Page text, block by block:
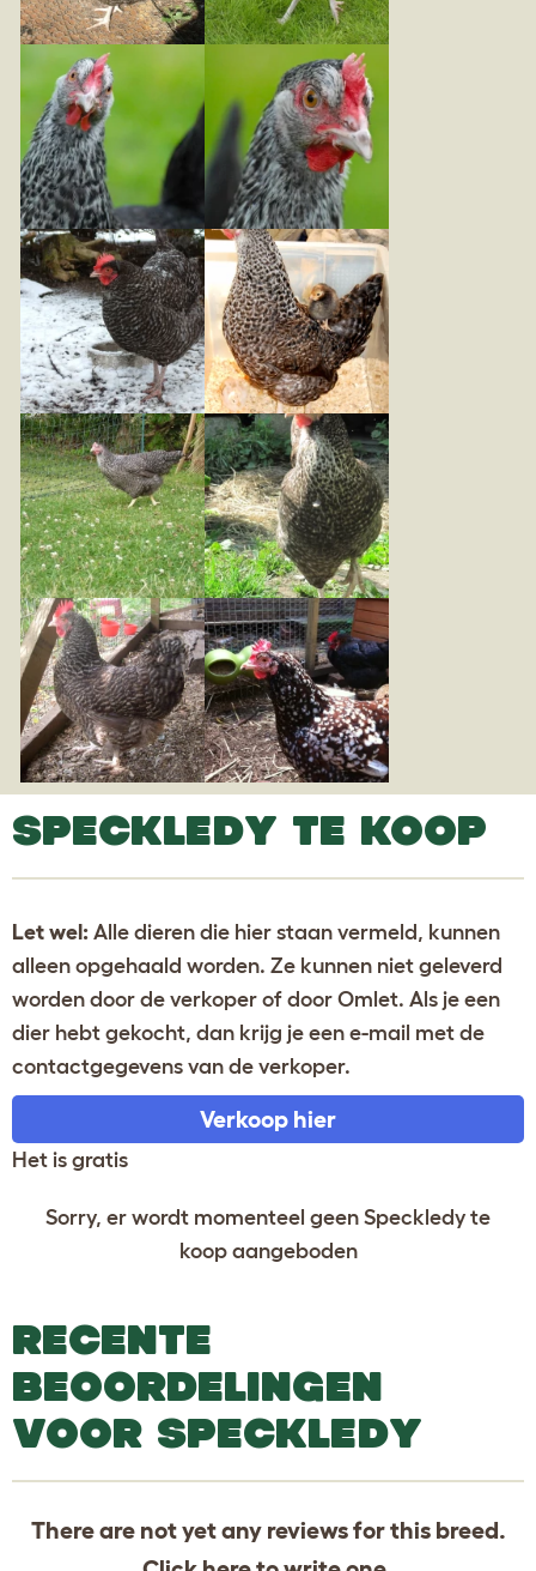
SPECKLEDY TE KOOP
Let wel: Alle dieren die hier staan vermeld, kunnen
alleen opgehaald worden. Ze kunnen niet geleverd
worden door de verkoper of door Omlet. Als je een
dier hebt gekocht, dan krijg je een e-mail met de
contactgegevens van de verkoper.
Verkoop hier
Het is gratis
Sorry, er wordt momenteel geen Speckledy te
koop aangeboden
RECENTE
BEOORDELINGEN
VOOR SPECKLEDY
There are not yet any reviews for this breed.